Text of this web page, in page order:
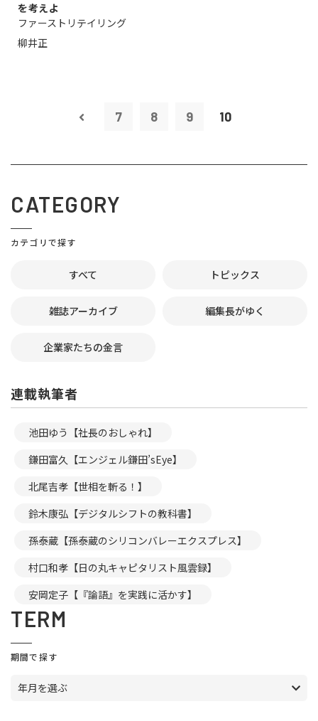
を考えよ
ファーストリテイリング
柳井正
7 8 9 10
CATEGORY
カテゴリで探す
すべて トピックス
雑誌アーカイブ 編集長がゆく
企業家たちの金言
連載執筆者
池田ゆう【社長のおしゃれ】
鎌田富久【エンジェル鎌田’sEye】
北尾吉孝【世相を斬る！】
鈴木康弘【デジタルシフトの教科書】
孫泰蔵【孫泰蔵のシリコンバレーエクスプレス】
村口和孝【日の丸キャピタリスト風雲録】
安岡定子【『論語』を実践に活かす】
TERM
期間で探す
年月を選ぶ